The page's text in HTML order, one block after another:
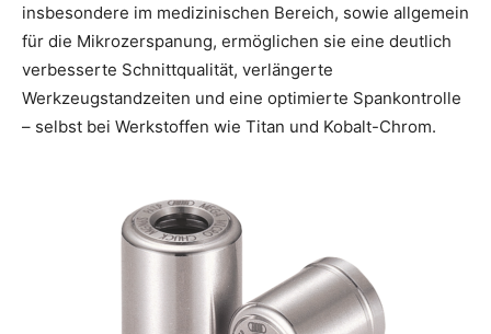
insbesondere im medizinischen Bereich, sowie allgemein
für die Mikrozerspanung, ermöglichen sie eine deutlich
verbesserte Schnittqualität, verlängerte
Werkzeugstandzeiten und eine optimierte Spankontrolle
– selbst bei Werkstoffen wie Titan und Kobalt-Chrom.